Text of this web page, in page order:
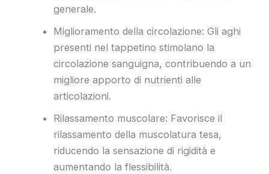
generale.
Miglioramento della circolazione: Gli aghi
presenti nel tappetino stimolano la
circolazione sanguigna, contribuendo a un
migliore apporto di nutrienti alle
articolazioni.
Rilassamento muscolare: Favorisce il
rilassamento della muscolatura tesa,
riducendo la sensazione di rigidità e
aumentando la flessibilità.